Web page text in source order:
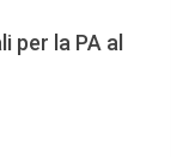
per la PA al